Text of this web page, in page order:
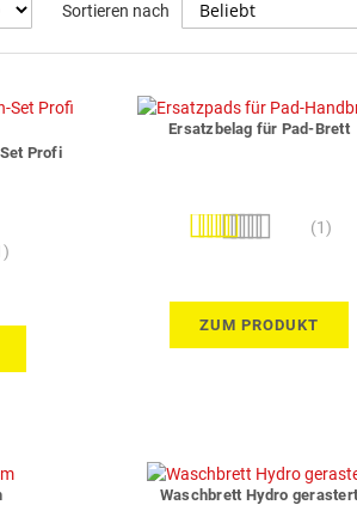
Sortieren nach
Profi
Ersatzbelag für Pad-Brett
Bewertung: (1)
ZUM PRODUKT
Waschbrett Hydro gerastert